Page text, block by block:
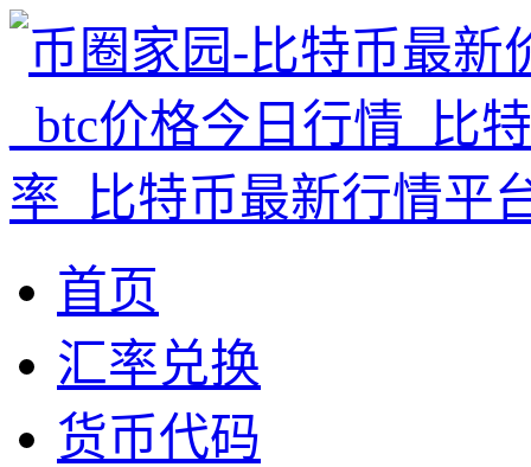
首页
汇率兑换
货币代码